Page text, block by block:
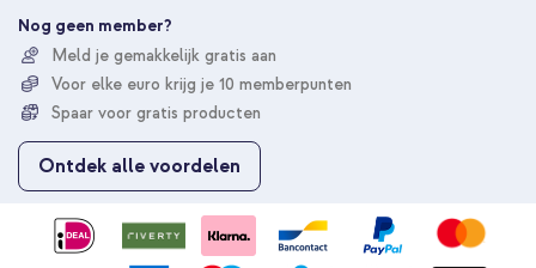
e
u
o
p
z
Nog geen member?
Meld je gemakkelijk gratis aan
Voor elke euro krijg je 10 memberpunten
Spaar voor gratis producten
Ontdek alle voordelen